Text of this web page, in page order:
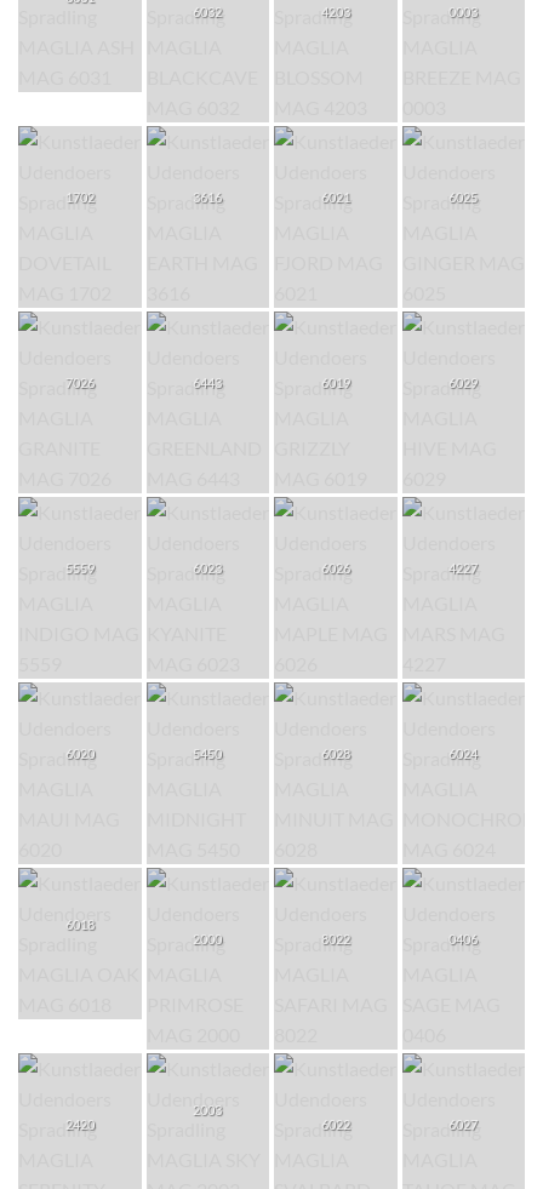
6032
4203 0003
1702 3616 6021 6025
7026 6443 6019 6029
5559 6023 6026 4227
6020 5450 6028 6024
6018
2000
8022 0406
2420
2003
6022
6027